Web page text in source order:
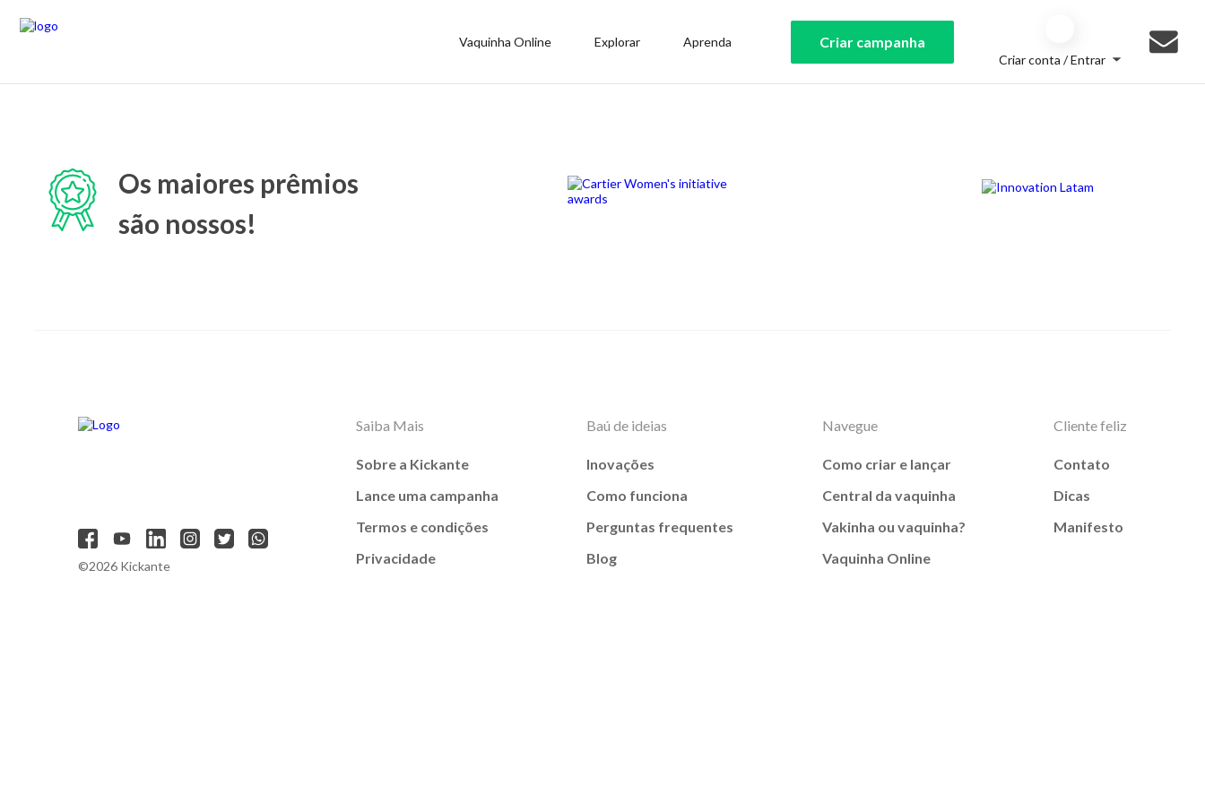
Vaquinha Online Explorar Aprenda Criar campanha
Criar conta / Entrar
Os maiores prêmios
são nossos!
©2026 Kickante
Saiba Mais
Sobre a Kickante
Lance uma campanha
Termos e condições
Privacidade
Baú de ideias
Inovações
Como funciona
Perguntas frequentes
Blog
Navegue
Como criar e lançar
Central da vaquinha
Vakinha ou vaquinha?
Vaquinha Online
Cliente feliz
Contato
Dicas
Manifesto